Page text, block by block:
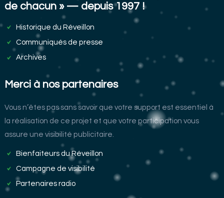
de chacun » — depuis 1997 !
Historique du Réveillon
Communiqués de presse
Archives
Merci à nos partenaires
Vous n’êtes pas sans savoir que votre support est essentiel à
la réalisation de ce projet et que votre participation vous
assure une visibilité publicitaire.
Bienfaiteurs du Réveillon
Campagne de visibilité
Partenaires radio